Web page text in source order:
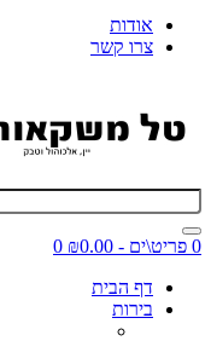
אודות
צרו קשר
0 פריט\ים - ₪0.00
0
דף הבית
בירות